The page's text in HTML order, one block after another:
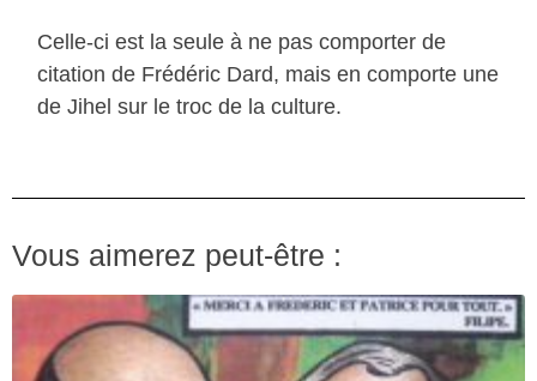
Celle-ci est la seule à ne pas comporter de
citation de Frédéric Dard, mais en comporte une
de Jihel sur le troc de la culture.
Vous aimerez peut-être :